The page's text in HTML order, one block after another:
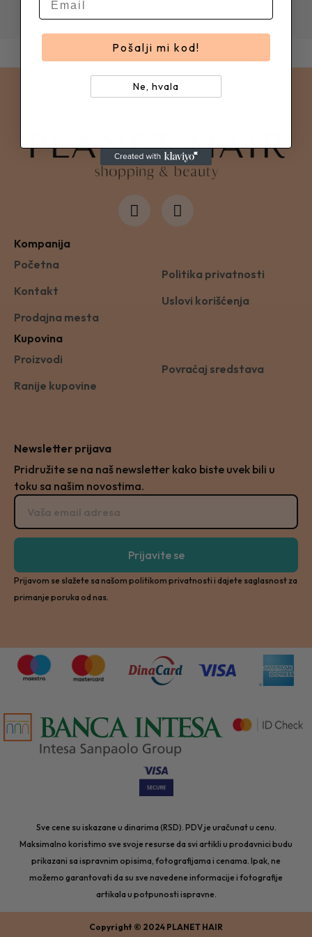
Kompanija
Početna
Kontakt
Prodajna mesta
Politika privatnosti
Uslovi korišćenja
Kupovina
Proizvodi
Ranije kupovine
Povraćaj sredstava
Newsletter prijava
Pridružite se na naš newsletter kako biste uvek bili u
toku sa našim novostima.
Prijavite se
Prijavom se slažete sa našom politikom privatnosti i dajete saglasnost za
primanje poruka od nas.
Sve cene su iskazane u dinarima (RSD). PDV je uračunat u cenu.
Maksimalno koristimo sve svoje resurse da svi artikli u prodavnici budu
prikazani sa ispravnim opisima, fotografijama i cenama. Ipak, ne
možemo garantovati da su sve navedene informacije i fotografije
artikala u potpunosti ispravne.
Copyright © 2024 PLANET HAIR
Pošalji mi kod!
Ne, hvala